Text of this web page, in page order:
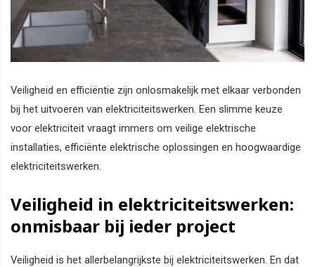
Veiligheid en efficiëntie zijn onlosmakelijk met elkaar verbonden
bij het uitvoeren van elektriciteitswerken. Een slimme keuze
voor elektriciteit vraagt immers om veilige elektrische
installaties, efficiënte elektrische oplossingen en hoogwaardige
elektriciteitswerken.
Veiligheid in elektriciteitswerken:
onmisbaar bij ieder project
Veiligheid is het allerbelangrijkste bij elektriciteitswerken. En dat